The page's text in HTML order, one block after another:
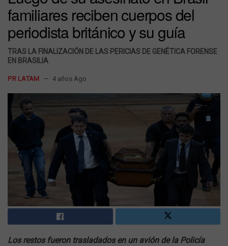
familiares reciben cuerpos del
periodista británico y su guía
TRAS LA FINALIZACIÓN DE LAS PERICIAS DE GENÉTICA FORENSE
EN BRASILIA
PR LATAM 4 años Ago
Los restos fueron trasladados en un avión de la Policía